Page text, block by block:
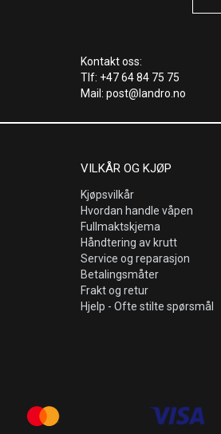
Kontakt oss:
Tlf: +47 64 84 75 75
Mail: post@landro.no
VILKÅR OG KJØP
Kjøpsvilkår
Hvordan handle våpen
Fullmaktskjema
Håndtering av krutt
Service og reparasjon
Betalingsmåter
Frakt og retur
Hjelp - Ofte stilte spørsmål